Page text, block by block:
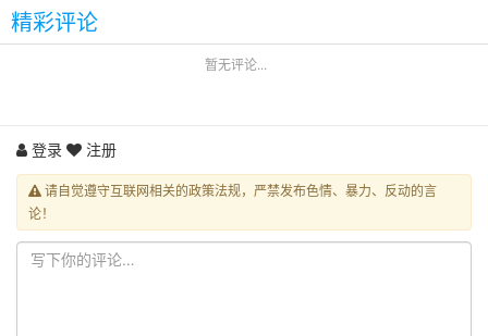
精彩评论
暂无评论...
登录 注册
请自觉遵守互联网相关的政策法规，严禁发布色情、暴力、反动的言
论！